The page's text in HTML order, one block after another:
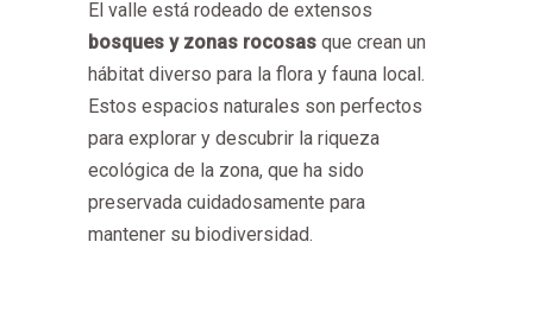
El valle está rodeado de extensos
bosques y zonas rocosas que crean un
hábitat diverso para la flora y fauna local.
Estos espacios naturales son perfectos
para explorar y descubrir la riqueza
ecológica de la zona, que ha sido
preservada cuidadosamente para
mantener su biodiversidad.